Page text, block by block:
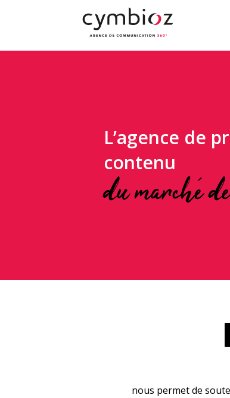
L’agence de
contenu
du marché
nous permet de